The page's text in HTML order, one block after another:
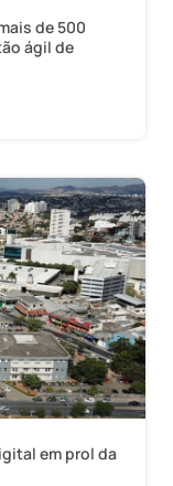
de 500
ágil de
em prol da